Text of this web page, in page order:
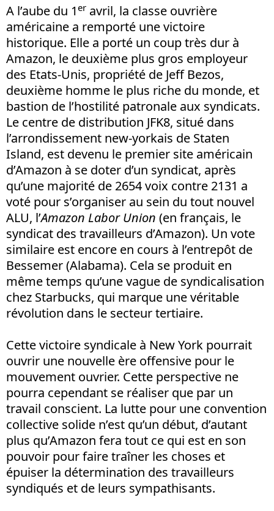
A l’aube du 1er avril, la classe ouvrière
américaine a remporté une victoire
historique. Elle a porté un coup très dur à
Amazon, le deuxième plus gros employeur
des Etats-Unis, propriété de Jeff Bezos,
deuxième homme le plus riche du monde, et
bastion de l’hostilité patronale aux syndicats.
Le centre de distribution JFK8, situé dans
l’arrondissement new-yorkais de Staten
Island, est devenu le premier site américain
d’Amazon à se doter d’un syndicat, après
qu’une majorité de 2654 voix contre 2131 a
voté pour s’organiser au sein du tout nouvel
ALU, l’Amazon Labor Union (en français, le
syndicat des travailleurs d’Amazon). Un vote
similaire est encore en cours à l’entrepôt de
Bessemer (Alabama). Cela se produit en
même temps qu’une vague de syndicalisation
chez Starbucks, qui marque une véritable
révolution dans le secteur tertiaire.
Cette victoire syndicale à New York pourrait
ouvrir une nouvelle ère offensive pour le
mouvement ouvrier. Cette perspective ne
pourra cependant se réaliser que par un
travail conscient. La lutte pour une convention
collective solide n’est qu’un début, d’autant
plus qu’Amazon fera tout ce qui est en son
pouvoir pour faire traîner les choses et
épuiser la détermination des travailleurs
syndiqués et de leurs sympathisants.